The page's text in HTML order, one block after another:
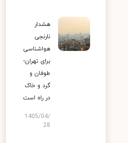
هشدار
نارنجی
هواشناسی
برای تهران؛
طوفان و
گرد و خاک
در راه است
1405/04/
28